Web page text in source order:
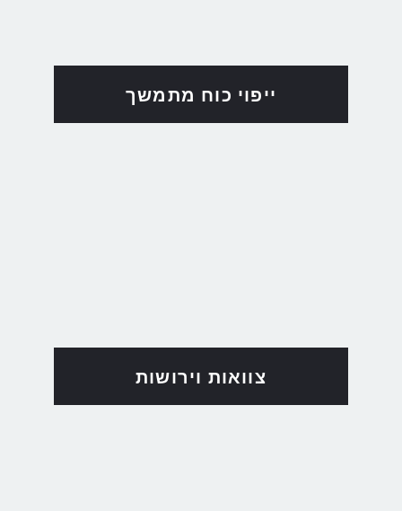
ייפוי כוח מתמשך
צוואות וירושות